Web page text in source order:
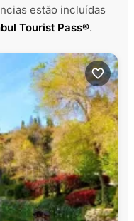
estão incluídas
Tourist Pass®.